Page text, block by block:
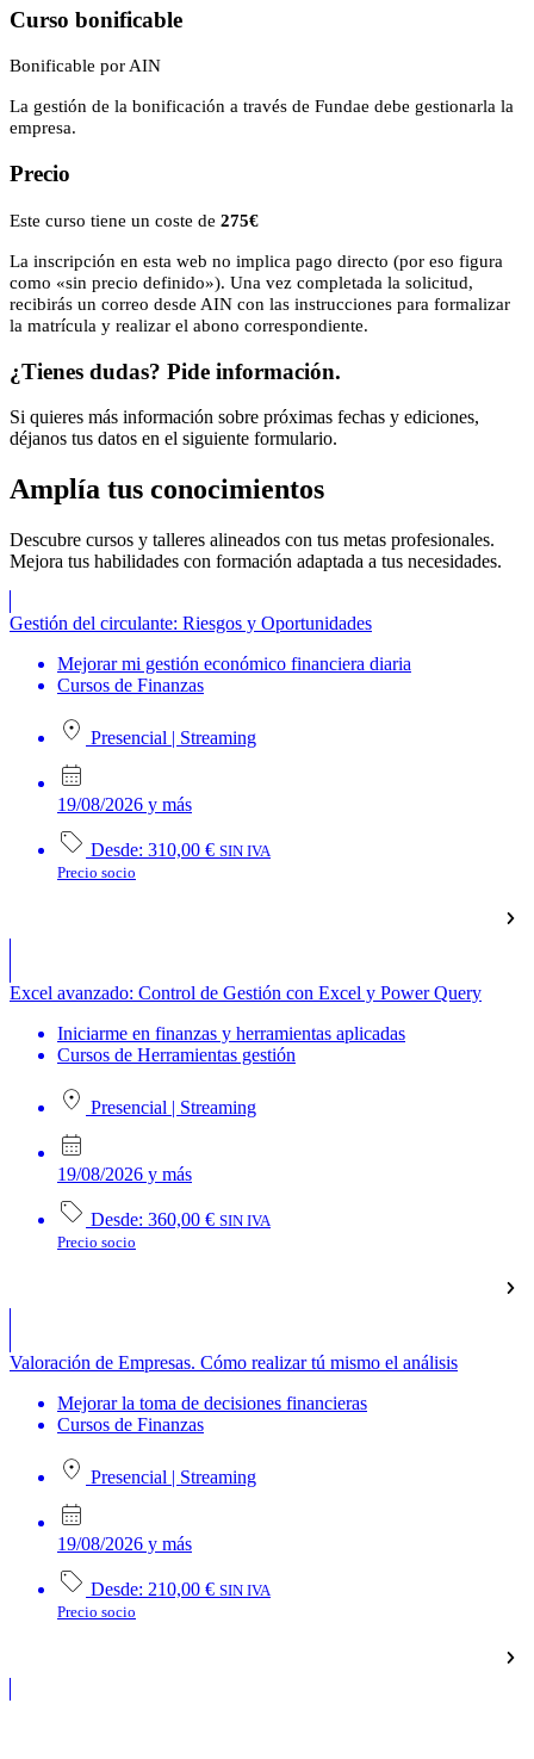
Curso bonificable
Bonificable por AIN
La gestión de la bonificación a través de Fundae debe gestionarla la
empresa.
Precio
Este curso tiene un coste de 275€
La inscripción en esta web no implica pago directo (por eso figura
como «sin precio definido»). Una vez completada la solicitud,
recibirás un correo desde AIN con las instrucciones para formalizar
la matrícula y realizar el abono correspondiente.
¿Tienes dudas? Pide información.
Si quieres más información sobre próximas fechas y ediciones,
déjanos tus datos en el siguiente formulario.
Amplía tus conocimientos
Descubre cursos y talleres alineados con tus metas profesionales.
Mejora tus habilidades con formación adaptada a tus necesidades.
Gestión del circulante: Riesgos y Oportunidades
Mejorar mi gestión económico financiera diaria
Cursos de Finanzas
Presencial | Streaming
19/08/2026 y más
Desde: 310,00 € SIN IVA
Precio socio
Excel avanzado: Control de Gestión con Excel y Power Query
Iniciarme en finanzas y herramientas aplicadas
Cursos de Herramientas gestión
Presencial | Streaming
19/08/2026 y más
Desde: 360,00 € SIN IVA
Precio socio
Valoración de Empresas. Cómo realizar tú mismo el análisis
Mejorar la toma de decisiones financieras
Cursos de Finanzas
Presencial | Streaming
19/08/2026 y más
Desde: 210,00 € SIN IVA
Precio socio